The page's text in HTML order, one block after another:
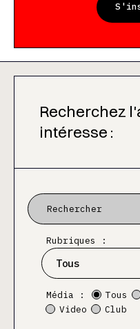
Recherchez
intéresse :
Rubriques :
Média : Tous
Video
Club